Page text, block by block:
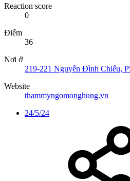
Reaction score
0
Điểm
36
Nơi ở
219-221 Nguyễn Đình Chiểu,
Website
thammyngomonghung.vn
24/5/24